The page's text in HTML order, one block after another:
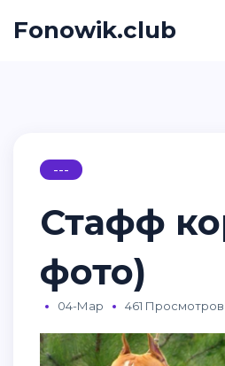
Fonowik.club
---
Стафф
фото)
04-Мар 461 Просмотров